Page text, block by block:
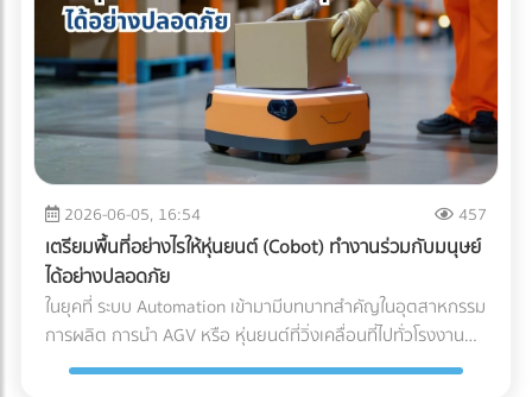
ไทยใช้เวลาประมาณ 10-14 วัน หากใช้ตู้คอนเทนเนอร์ปกติ (Dry
Container) อุณหภูมิภายในตู้อาจพุ่งสูงถึง 50-60°C ในตอน
กลางวัน ซึ่งจะอบผงมัทฉะจนเสื่อมสภาพทั้งหมด ธุรกิจ B2B จึง
ต้องเลือกใช้ ตู้คอนเทนเนอร์ควบคุมอุณหภูมิ (Reefer
Container) ที่สามารถตั้งค่าอุณหภูมิให้คงที่ตลอดการเดินทาง
ฝ่ามหาสมุทร 3. Destination (ปลายทางที่ไทย): เมื่อสินค้าถึง
ท่าเรือประเทศไทย ความท้าทายคือ "อุณหภูมิภายนอกที่ร้อนจัด"
กระบวนการเคลียร์สินค้าทางศุลกากร (Customs Clearance)
ต้องทำอย่างรวดเร็ว และขนถ่ายสินค้าขึ้นรถบรรทุกห้องเย็น
(Refrigerated Truck) ทันที เพื่อนำไปจัดเก็บในคลังสินค้าปรับ
อากาศของโรงงาน รอการเบิกจ่ายเข้าสู่สายพานการผลิตต่อไป
ผลตอบแทนของการลงทุนใน Cold Chain สำหรับโรงงาน F&B
หลายองค์กรอาจมองว่าค่าใช้จ่ายในระบบ Cold Chain Logistics
ประโยชน์ต่อสังคม เป็นสิทธิประโยชน์ที่พนักงานทุกคนเข้าถึงได้:
ต้องเป็นการจัดเลี้ยงหรือสวัสดิการที่ให้สิทธิพนักงานทุกคนอย่าง
เท่าเทียม ไม่เลือกปฏิบัติเฉพาะกลุ่ม มีหลักฐานการจ่ายเงินที่ถูก
ต้อง: ต้องมีใบกำกับภาษี/ใบเสร็จรับเงินที่ระบุชื่อบริษัทของคุณ
อย่างครบถ้วน 3 เทคนิคเช่ารถทัวร์เหมาคันให้ "ประหยัดงบ" และ
ถูกต้องตามกฎหมาย การประเมินจำนวนคนและประเภทรถ
(Capacity Planning): เลือกรถให้พอดีกับจำนวนคน เช่น
พนักงาน 20 คน ควรเลือกมินิบัสแทนรถบัสขนาด 40 ที่นั่ง เพื่อ
ลดค่าใช้จ่ายส่วนเกิน การคำนวณเส้นทางและจุดแวะพัก: วางแผน
เส้นทางให้ชัดเจนเพื่อหลีกเลี่ยงการวิ่งรถอ้อม ซึ่งจะช่วยลดต้นทุน
ค่าน้ำมันและค่าล่วงเวลา (OT) ของคนขับรถ เลือกบริษัทรถเช่าที่
จดทะเบียนนิติบุคคล: ข้อนี้สำคัญที่สุด! เพื่อให้สามารถออก ใบ
กำกับภาษีค่าเช่ารถ และทำเอกสารหัก ณ ที่จ่ายได้อย่างถูกต้อง
ตามกฎหมาย เช็กลิสต์เอกสารที่ HR และจัดซื้อต้องเตรียมให้ฝ่าย
2026-06-05, 16:54 457
เตรียมพื้นที่อย่างไรให้หุ่นยนต์ (Cobot) ทำงานร่วมกับมนุษย์
ได้อย่างปลอดภัย
ในยุคที่ ระบบ Automation เข้ามามีบทบาทสำคัญในอุตสาหกรรม
การผลิต การนำ AGV หรือ หุ่นยนต์ที่วิ่งเคลื่อนที่ไปทั่วโรงงาน
เข้ามาใช้งาน แต่คำถามที่วิศวกรและผู้จัดการโรงงานต้องตอบให้